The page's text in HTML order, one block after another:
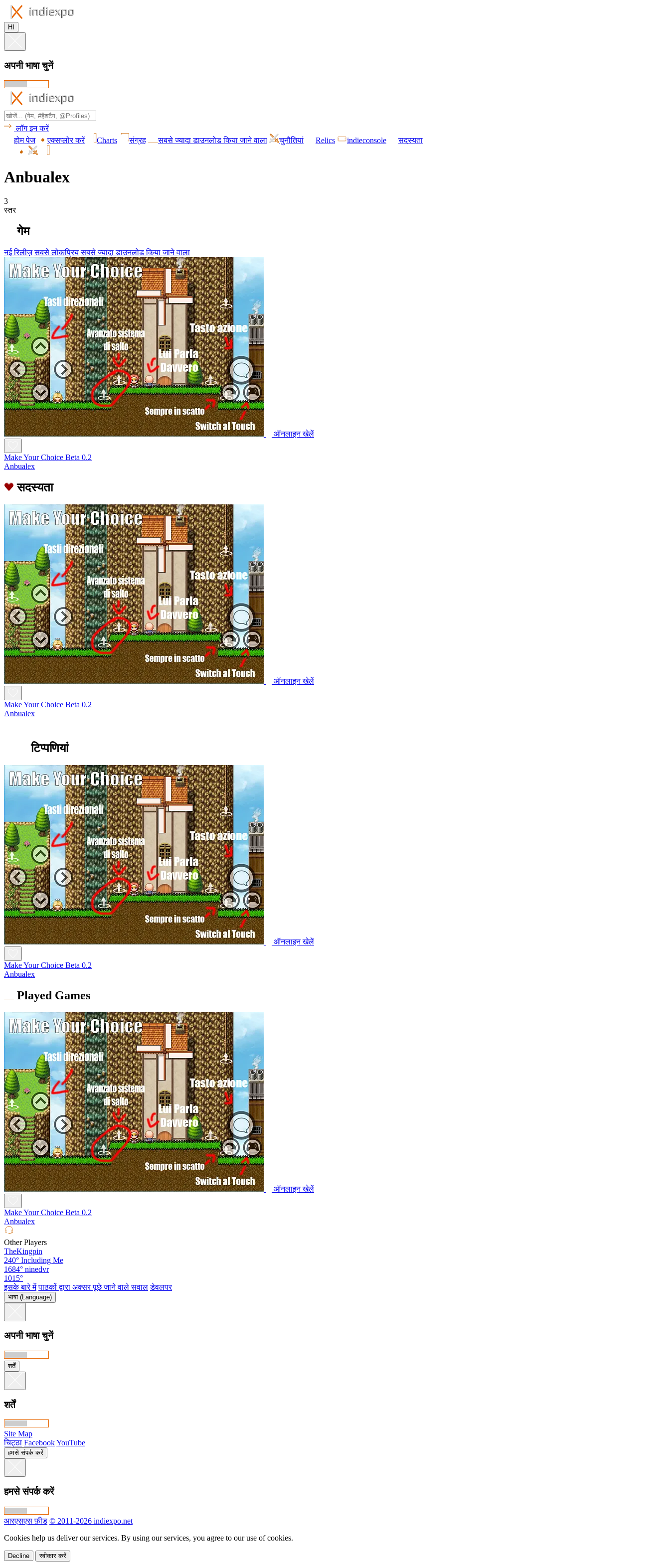
HI
अपनी भाषा चुनें
लॉग इन करें
होम पेज
एक्सप्लोर करें Charts संग्रह सबसे ज्यादा डाउनलोड किया जाने वाला चुनौतियां Relics indieconsole सदस्यता
Anbualex
3
स्तर
गेम
नई रिलीज़ सबसे लोकप्रिय सबसे ज्यादा डाउनलोड किया जाने वाला
ऑनलाइन खेलें
Make Your Choice Beta 0.2
Anbualex
सदस्यता
ऑनलाइन खेलें
Make Your Choice Beta 0.2
Anbualex
टिप्पणियां
ऑनलाइन खेलें
Make Your Choice Beta 0.2
Anbualex
Played Games
ऑनलाइन खेलें
Make Your Choice Beta 0.2
Anbualex
Other Players
TheKingpin
240° Including Me
1684° ninedvr
1015°
इसके बारे में पाठकों द्वारा अक्सर पूछे जाने वाले सवाल डेवलपर
भाषा (Language)
अपनी भाषा चुनें
शर्तें
शर्तें
Site Map
चिट्ठा FacebookYouTube
हमसे संपर्क करें
हमसे संपर्क करें
आरएसएस फ़ीड © 2011-2026 indiexpo.net
Cookies help us deliver our services. By using our services, you agree to our use of cookies.
Decline स्वीकार करें